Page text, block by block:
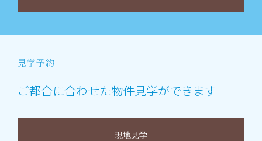
ご都合に合わせた物件見学ができます
現地見学